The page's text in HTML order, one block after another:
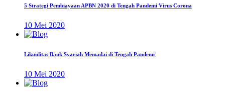
5 Strategi Pembiayaan APBN 2020 di Tengah Pandemi Virus Corona
10 Mei 2020
Likuiditas Bank Syariah Memadai di Tengah Pandemi
10 Mei 2020